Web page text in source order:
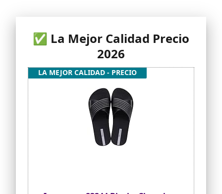
✅ La Mejor Calidad Precio
2026
LA MEJOR CALIDAD - PRECIO